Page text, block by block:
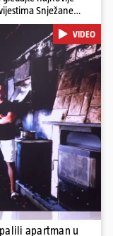
Snježane
eura mogla bi
nogometnog
za 200 tisuća
VIDEO
apartman u